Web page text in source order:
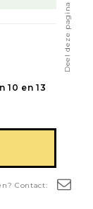
Deel deze pagina
Contact:
en 13